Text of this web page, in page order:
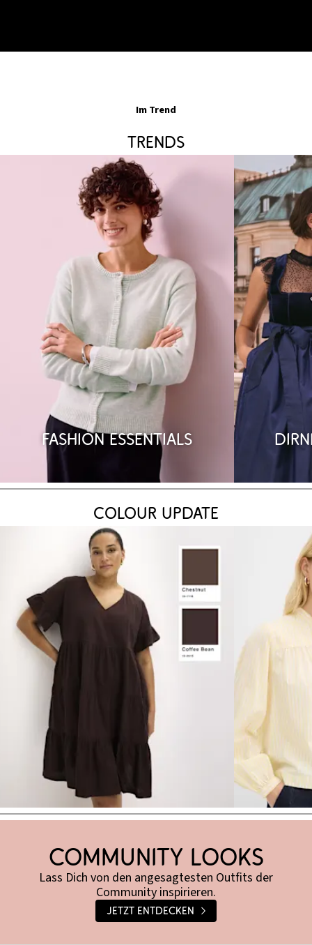
Im Trend
Trends
Fashion Essentials
Colour Update
Community Looks
Lass Dich von den angesagtesten Outfits der
Community inspirieren.
Jetzt entdecken